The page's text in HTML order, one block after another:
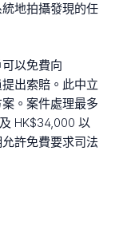
地拍攝發現的任
以免費向
出索賠。此中立
。案件處理最多
HK$34,000 以
許免費要求司法